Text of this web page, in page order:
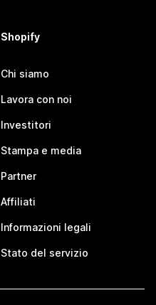
Shopify
Chi siamo
Lavora con noi
Investitori
Stampa e media
Partner
Affiliati
Informazioni legali
Stato del servizio